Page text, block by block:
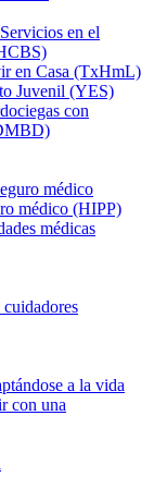
en el
en Casa (TxHmL)
Juvenil (YES)
con
médico
médico (HIPP)
médicas
cuidadores
a la vida
con una